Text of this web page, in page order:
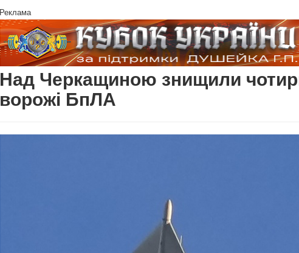
Реклама
Над Черкащиною знищили
ворожі БпЛА